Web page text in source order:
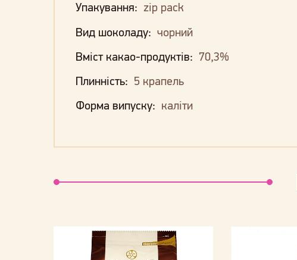
Упакування: zip pack
Вид шоколаду: чорний
Вміст какао-продуктів: 70,3%
Плинність: 5 крапель
Форма випуску: каліти